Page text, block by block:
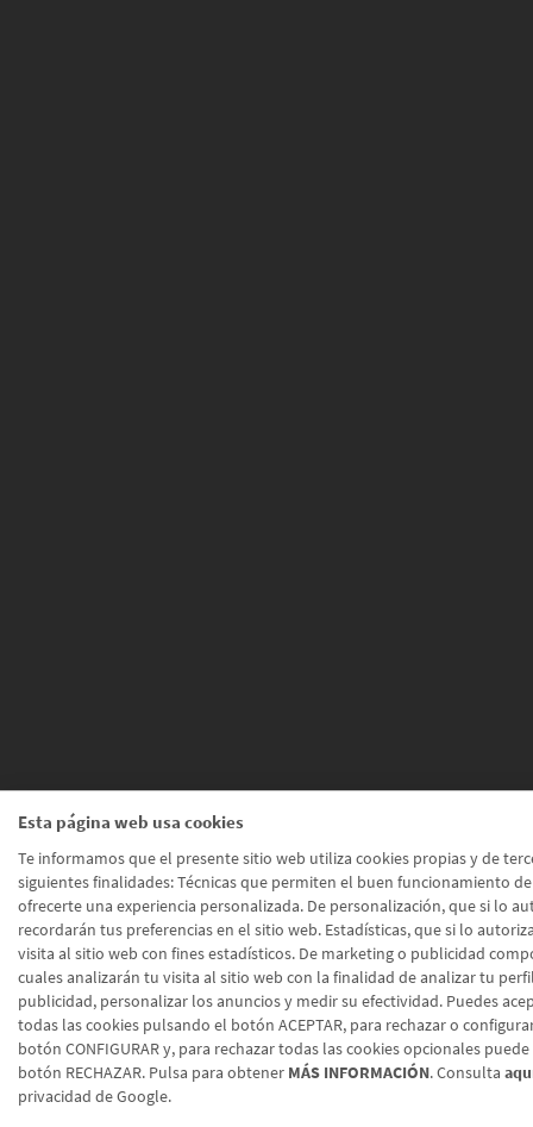
Esta página web usa cookies
Te informamos que el presente sitio web utiliza cookies propias y de
siguientes finalidades: Técnicas que permiten el buen funcionamiento
ofrecerte una experiencia personalizada. De personalización, que si lo
recordarán tus preferencias en el sitio web. Estadísticas, que si lo
visita al sitio web con fines estadísticos. De marketing o publicidad
cuales analizarán tu visita al sitio web con la finalidad de analizar tu
publicidad, personalizar los anuncios y medir su efectividad. Puedes
todas las cookies pulsando el botón ACEPTAR, para rechazar o
botón CONFIGURAR y, para rechazar todas las cookies opcionales
botón RECHAZAR. Pulsa para obtener MÁS INFORMACIÓN. Consulta
privacidad de Google.